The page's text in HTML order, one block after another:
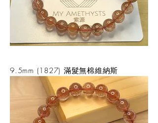
9.5mm (1827) 滿髮無棉維納斯